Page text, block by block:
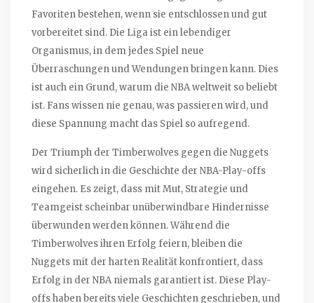
Favoriten bestehen, wenn sie entschlossen und gut
vorbereitet sind. Die Liga ist ein lebendiger
Organismus, in dem jedes Spiel neue
Überraschungen und Wendungen bringen kann. Dies
ist auch ein Grund, warum die NBA weltweit so beliebt
ist. Fans wissen nie genau, was passieren wird, und
diese Spannung macht das Spiel so aufregend.
Der Triumph der Timberwolves gegen die Nuggets
wird sicherlich in die Geschichte der NBA-Play-offs
eingehen. Es zeigt, dass mit Mut, Strategie und
Teamgeist scheinbar unüberwindbare Hindernisse
überwunden werden können. Während die
Timberwolves ihren Erfolg feiern, bleiben die
Nuggets mit der harten Realität konfrontiert, dass
Erfolg in der NBA niemals garantiert ist. Diese Play-
offs haben bereits viele Geschichten geschrieben, und